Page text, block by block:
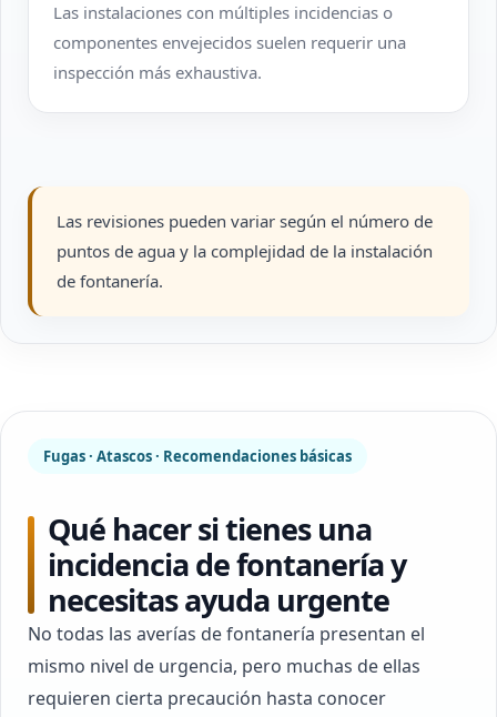
Las instalaciones con múltiples incidencias o
componentes envejecidos suelen requerir una
inspección más exhaustiva.
Las revisiones pueden variar según el número de
puntos de agua y la complejidad de la instalación
de fontanería.
Fugas · Atascos · Recomendaciones básicas
Qué hacer si tienes una
incidencia de fontanería y
necesitas ayuda urgente
No todas las averías de fontanería presentan el
mismo nivel de urgencia, pero muchas de ellas
requieren cierta precaución hasta conocer